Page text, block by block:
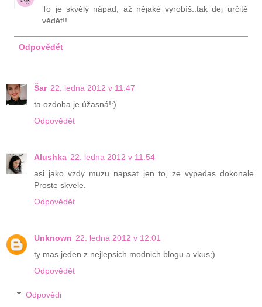
To je skvělý nápad, až nějaké vyrobíš..tak dej určitě
vědět!!
Odpovědět
Šar 22. ledna 2012 v 11:47
ta ozdoba je úžasná!:)
Odpovědět
Alushka 22. ledna 2012 v 11:54
asi jako vzdy muzu napsat jen to, ze vypadas dokonale.
Proste skvele.
Odpovědět
Unknown 22. ledna 2012 v 12:01
ty mas jeden z nejlepsich modnich blogu a vkus;)
Odpovědět
Odpovědi